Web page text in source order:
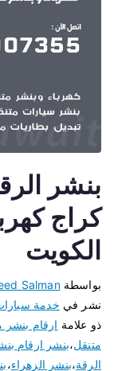
كراج
الكويت
بواسطةSalman
نشر في خدمة
ذو علامة ارقام بنشر
متنقل،بنشر ارقام
الرقة،بنشر الزهراء،